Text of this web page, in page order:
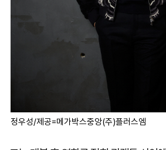
정우성/제공=메가박스중앙(주)플러스엠